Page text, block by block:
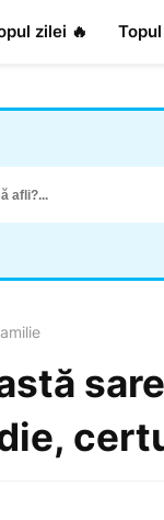
zilei 🔥